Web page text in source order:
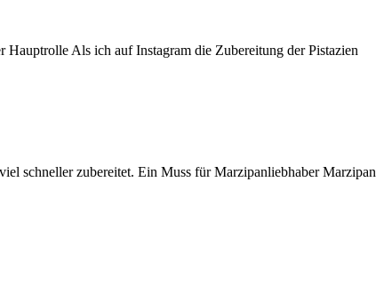
Hauptrolle Als ich auf Instagram die Zubereitung der Pistazien
schneller zubereitet. Ein Muss für Marzipanliebhaber Marzipan